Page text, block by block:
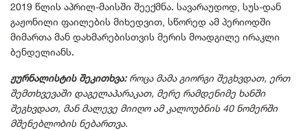
2019 წლის აპრილ-მაისში შეექმნა. სავარაუდოდ, სუს-დან
გაჟონილი ფაილების მიხედვით, სწორედ ამ პერიოდში
მიმართა მან დახმარებისთვის მერის მოადგილე ირაკლი
ბენდელიანს.
ჟურნალისტის შეკითხვა: როცა მამა გიორგი შეგხვდათ, ერთ
შემთხვევაში დაგელაპარაკათ, მერე რამდენიმე ხანში
შეგხვდათ, მან მალევე მიიღო ამ კალოუბნის 40 ნომერში
მშენებლობის ნებართვა.